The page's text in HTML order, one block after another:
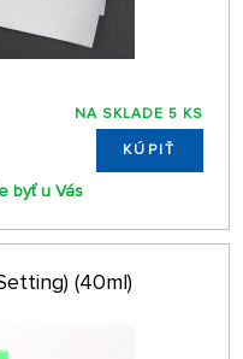
NA SKLADE 5 KS
KÚPIŤ
byť u Vás
(40ml)